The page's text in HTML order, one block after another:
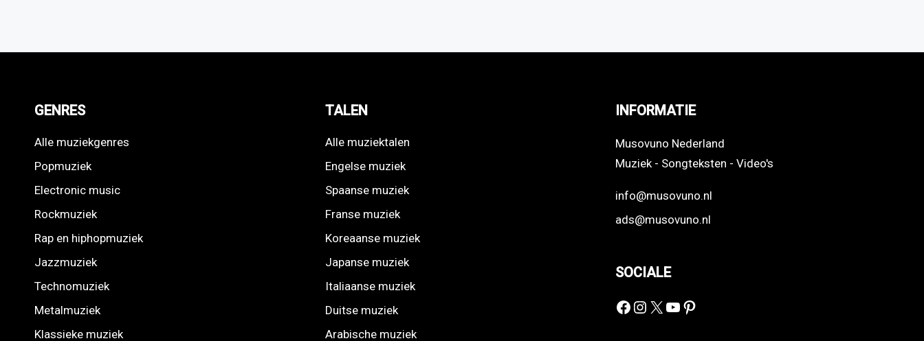
GENRES
Alle muziekgenres
Popmuziek
Electronic music
Rockmuziek
Rap en hiphopmuziek
Jazzmuziek
Technomuziek
Metalmuziek
Klassieke muziek
TALEN
Alle muziektalen
Engelse muziek
Spaanse muziek
Franse muziek
Koreaanse muziek
Japanse muziek
Italiaanse muziek
Duitse muziek
Arabische muziek
INFORMATIE
Musovuno Nederland
Muziek - Songteksten - Video's
info@musovuno.nl
ads@musovuno.nl
SOCIALE
Facebook
Instagram
X YouTube
Pinterest